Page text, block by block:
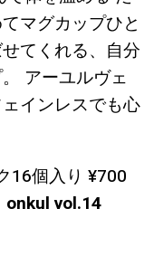
マグカップひと
てくれる、自分
アーユルヴェ
インレスでも心
16個入り ¥700
onkul vol.14